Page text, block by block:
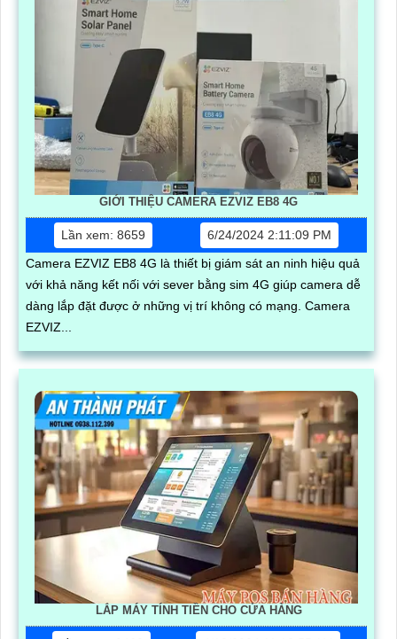
GIỚI THIỆU CAMERA EZVIZ EB8 4G
Lần xem: 8659
6/24/2024 2:11:09 PM
Camera EZVIZ EB8 4G là thiết bị giám sát an ninh hiệu quả
với khả năng kết nối với sever bằng sim 4G giúp camera dễ
dàng lắp đặt được ở những vị trí không có mạng. Camera
EZVIZ...
LẮP MÁY TÍNH TIỀN CHO CỬA HÀNG